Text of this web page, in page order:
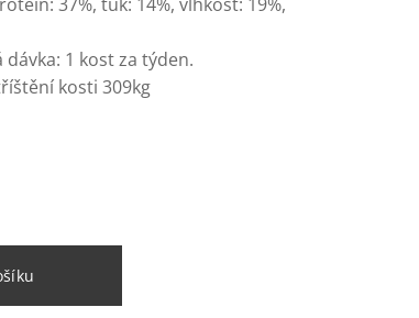
1 kost za týden.
kosti 309kg